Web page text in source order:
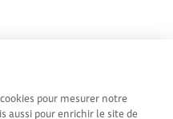
pour mesurer notre
aussi pour enrichir le site de